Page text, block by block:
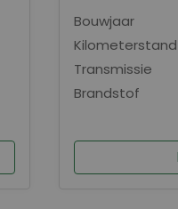
Bouwjaar
Kilometerstand
Transmissie
Brandstof